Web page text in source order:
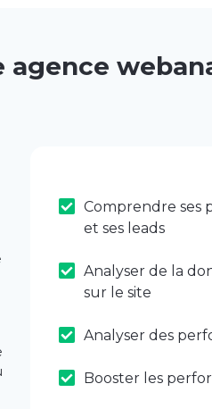
agence
Comprendre ses
et ses leads
Analyser de la
sur le site
Analyser des
Booster les